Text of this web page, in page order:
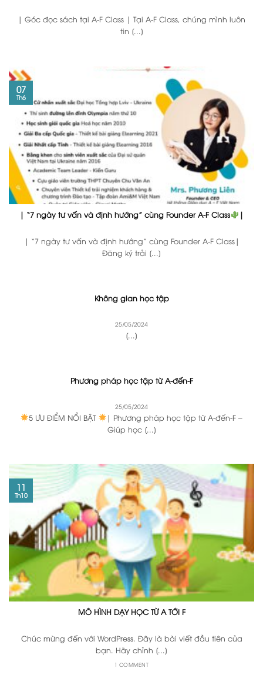
| Góc đọc sách tại A-F Class | Tại A-F Class, chúng mình luôn
tin [...]
| “7 ngày tư vấn và định hướng” cùng Founder A-F Class |
| “7 ngày tư vấn và định hướng” cùng Founder A-F Class|
Đăng ký trải [...]
07
Th6
Không gian học tập
25/05/2024
[...]
Phương pháp học tập từ A-đến-F
25/05/2024
5 ƯU ĐIỂM NỔI BẬT
| Phương pháp học tập từ A-đến-F –
Giúp học [...]
MÔ HÌNH DẠY HỌC TỪ A TỚI F
Chúc mừng đến với WordPress. Đây là bài viết đầu tiên của
bạn. Hãy chỉnh [...]
1 COMMENT
11
Th10